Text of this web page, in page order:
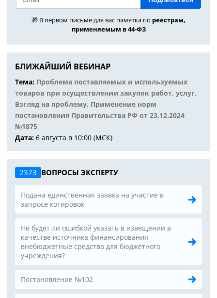
🎁 В первом письме для вас памятка по реестрам,
применяемым в 44-ФЗ
БЛИЖАЙШИЙ ВЕБИНАР
Тема: Проблема поставляемых и используемых
товаров при осуществлении закупок работ, услуг.
Взгляд на проблему. Применение норм
постановления Правительства РФ от 23.12.2024
№1875
Дата: 6 августа в 10:00 (МСК)
2373 ВОПРОСЫ ЭКСПЕРТУ
Подана единственная заявка на участие в
запросе котировок
Не будет ли ошибкой указать в извещении в
качестве источника финансирования -
внебюджетные средства для бюджетного
учреждения?
Постановление №102